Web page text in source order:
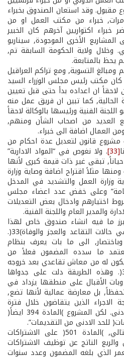
وقد استعان الصندوق بخبراء
خبراء من مكتب العمل او من
اكتواريين آخرهم كان الخبير
الأخرى الموجودة, سيناريو
وخلال ولاية الحكومة السابقة تم,
يحظ بالمتابعة.
التسوية, ومع تراكم العراقيل
كان مكتب رئيس مجلس الوزراء السيد
لاحقاً ان اعداده بدأ حتى قبل تعيين
الحالية, كما تبين ان فريق عمل منه
الفنية ورئيسها بالوكالة لاحقاً
العديد من اصحاب الشأن ومنهم,
العمال اضافة الى خبراء.
قانون لتعديل عدة احكام من
[33] . ولا نغوص في “المواد الادارية”
تبقى غير ذات قيمة كبرى لأنها
مثلاً اقتراح اضافة وصاية وزارة
وزارة العمل والتشديد في المدخل
وعلى خفض عدد اعضاء مجلس
تقييد شروط اختيارهم وادخال بعض التعديلات
والمدير العام واللجنة الفنية.
ما فيه انشاء صندوق خاص لهذا
الغرض يتولى دفع تقديمات في حالات التقاعد والعجز والوفاة)33(.
الى ما بات يعرف بنظام
ما سدده المضمون فعلاً من
له من معاش تقاعدي بعد خروجه
من سوق العمل )المادة 39­3(. وهذه الطريقة دلت على جدواها
الأقبال على منطقها يزداد في
بل معارضة عمالية لأنها تضع,
الذين يتقاضون خلال فترة
العمل رواتب قريبة من الحد الادنى. لكن المشروع )المادة 39­4 ايضاً(
للحد الادنى من التقديمات”.
ويتوقف معاش التقاعد, وبالتالي, )المادة 50­1( على الاشتراكات
الناتج عن توظيف الاشتراكات
الذي بلغه المضمون وعدد سنوات